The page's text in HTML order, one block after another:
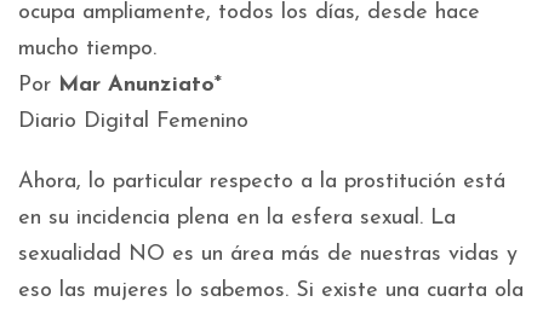
ocupa ampliamente, todos los días, desde hace
mucho tiempo.
Por Mar Anunziato*
Diario Digital Femenino
Ahora, lo particular respecto a la prostitución está
en su incidencia plena en la esfera sexual. La
sexualidad NO es un área más de nuestras vidas y
eso las mujeres lo sabemos. Si existe una cuarta ola